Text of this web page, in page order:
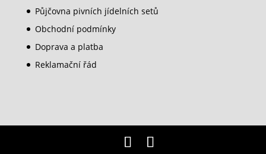
Půjčovna pivních jídelních setů
Obchodní podmínky
Doprava a platba
Reklamační řád